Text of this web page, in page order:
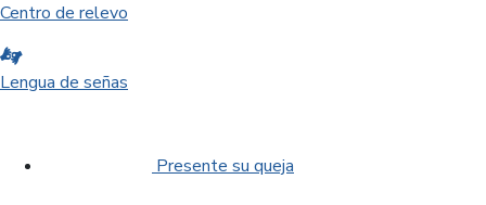
Centro de relevo
Lengua de señas
Presente su queja